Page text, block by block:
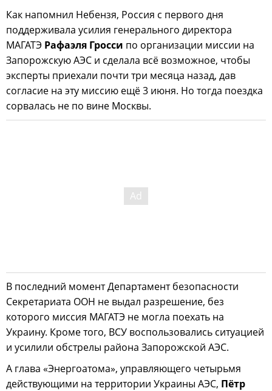
Как напомнил Небензя, Россия с первого дня
поддерживала усилия генерального директора
МАГАТЭ Рафаэля Гросси по организации миссии на
Запорожскую АЭС и сделала всё возможное, чтобы
эксперты приехали почти три месяца назад, дав
согласие на эту миссию ещё 3 июня. Но тогда поездка
сорвалась не по вине Москвы.
В последний момент Департамент безопасности
Секретариата ООН не выдал разрешение, без
которого миссия МАГАТЭ не могла поехать на
Украину. Кроме того, ВСУ воспользовались ситуацией
и усилили обстрелы района Запорожской АЭС.
А глава «Энергоатома», управляющего четырьмя
действующими на территории Украины АЭС, Пётр